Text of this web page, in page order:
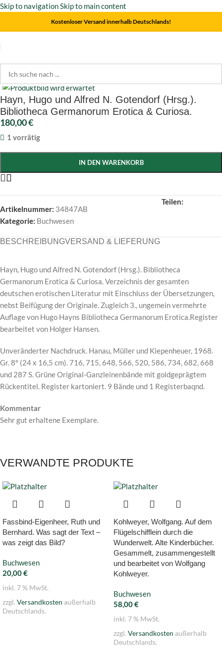
Skip to navigationSkip to main content
Kostenloser Versand innerhalb Deutschlands!
Start/Buchwesen
Click to enlarge
Hayn, Hugo und Alfred N. Gotendorf (Hrsg.).
Bibliotheca Germanorum Erotica & Curiosa.
180,00€
1 vorrätig
IN DEN WARENKORB
Artikelnummer: 34847AB
Kategorie: Buchwesen
Teilen:
BESCHREIBUNGVERSAND & LIEFERUNG
Hayn, Hugo und Alfred N. Gotendorf (Hrsg.). Bibliotheca
Germanorum Erotica & Curiosa. Verzeichnis der gesamten
deutschen erotischen Literatur mit Einschluss der Übersetzungen,
nebst Beifügung der Originale. Zugleich 3., ungemein vermehrte
Auflage von Hugo Hayns Bibliotheca Germanorum Erotica.Register
bearbeitet von Holger Hansen.
Unveränderter Nachdruck. Hanau, Müller und Kiepenheuer, 1968.
Gr. 8° (24 x 16,5 cm). 716, 715, 648, 566, 520, 586, 734, 682, 668
und 287 S. Grüne Original-Ganzleinenbände mit goldgeprägtem
Rückentitel. Register kartoniert. 9 Bände und 1 Registerbaqnd.
Kommentar
Sehr gut erhaltene Exemplare.
VERWANDTE PRODUKTE
Fassbind-Eigenheer, Ruth und
Bernhard. Was sagt der Text –
was zeigt das Bild?
Buchwesen
20,00€
inkl. 7 % MwSt.
zzgl. Versandkosten außerhalb
Deutschlands.
Kohlweyer, Wolfgang. Auf dem
Flügelschifflein durch die
Wunderwelt. Alte Kinderbücher.
Gesammelt, zusammengestellt
und bearbeitet von Wolfgang
Kohlweyer.
Buchwesen
58,00€
inkl. 7 % MwSt.
zzgl. Versandkosten außerhalb
Deutschlands.